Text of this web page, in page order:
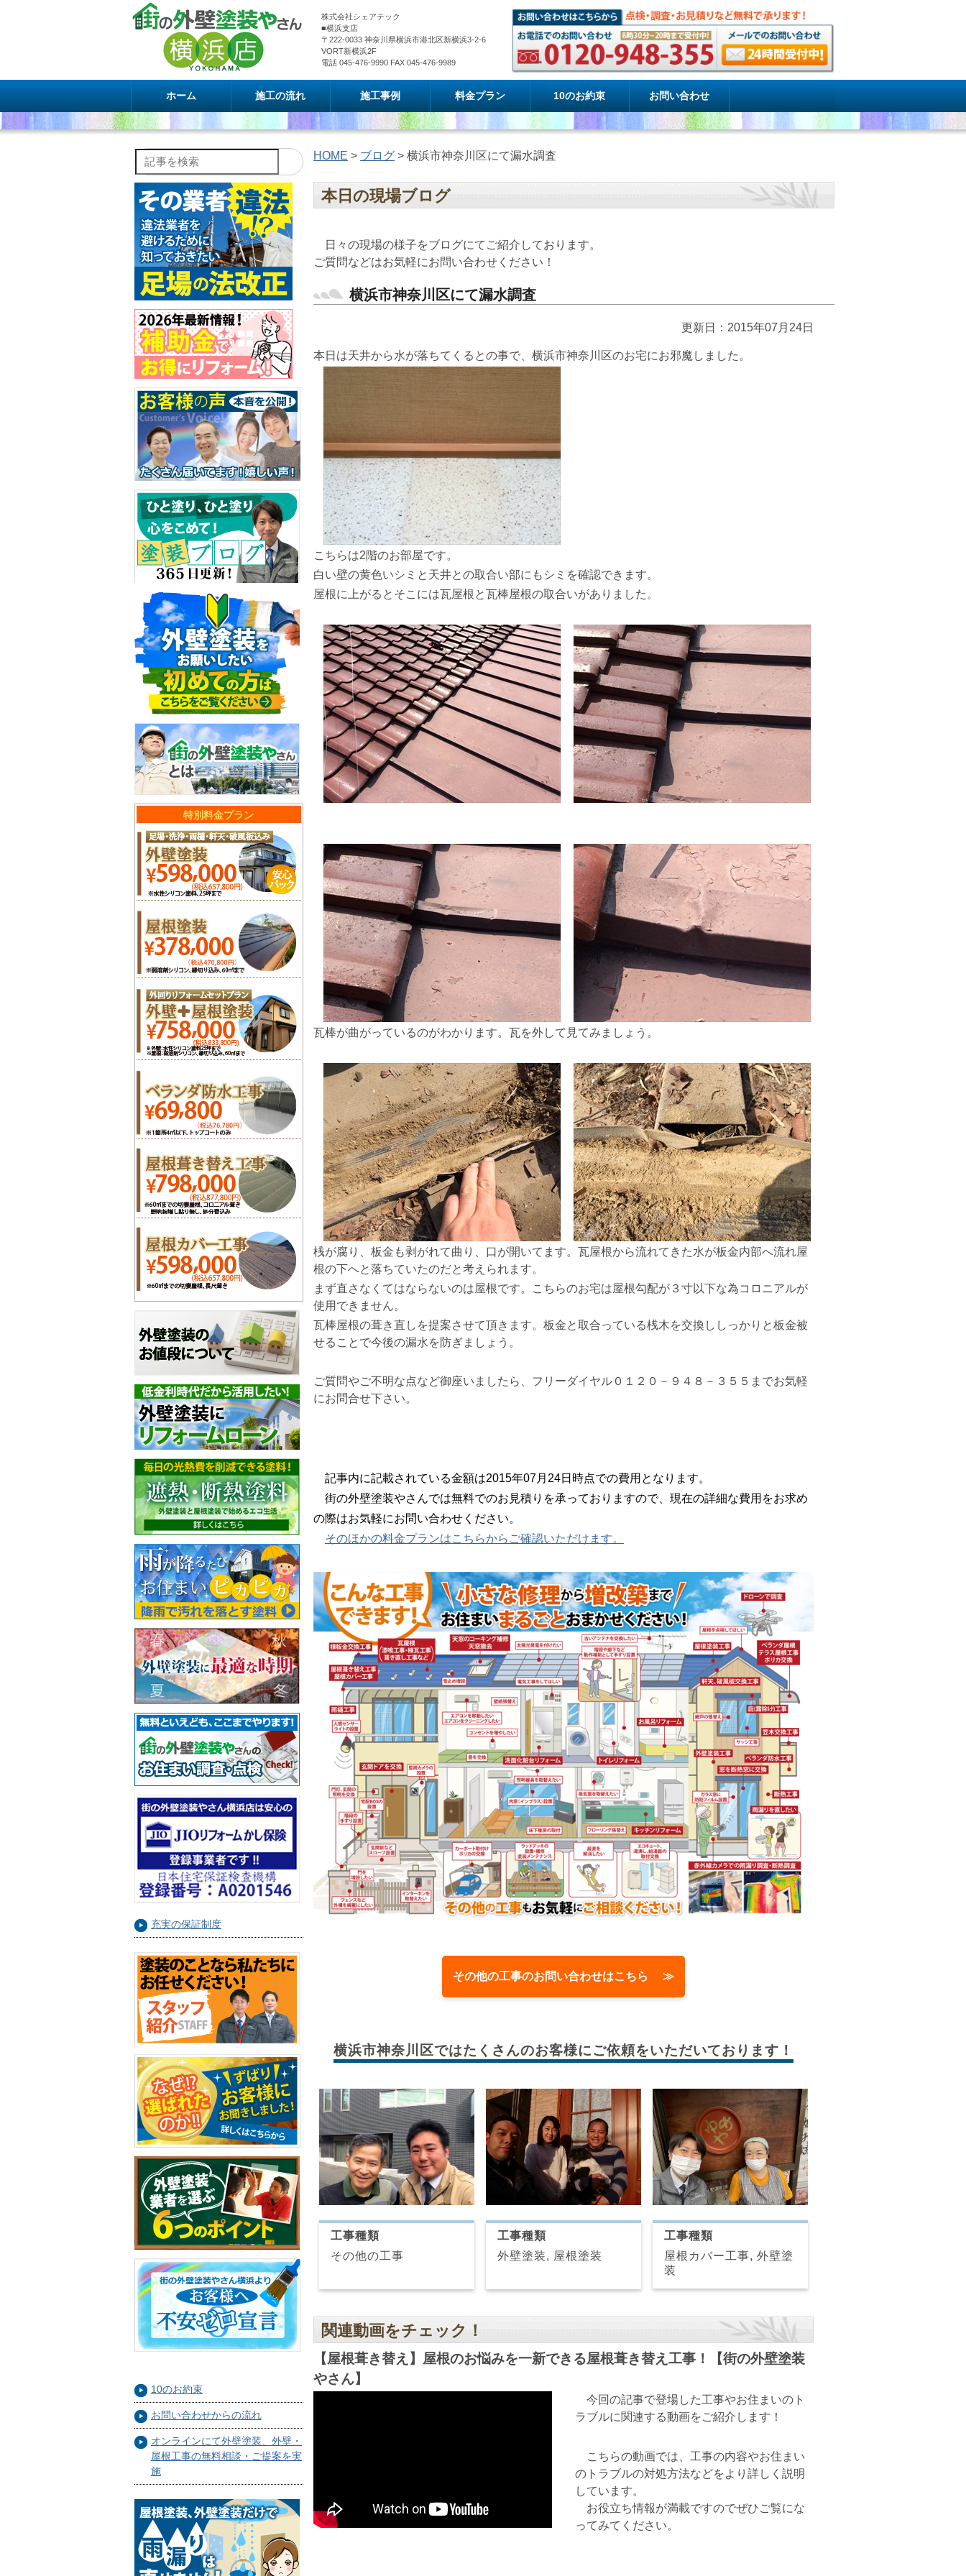
株式会社シェアテック
■横浜支店
〒222-0033 神奈川県横浜市港北区新横浜3-2-6
VORT新横浜2F
電話 045-476-9990 FAX 045-476-9989
ホーム 施工の流れ 施工事例 料金プラン 10のお約束 お問い合わせ
記事を検索
特別料金プラン
充実の保証制度
10のお約束
お問い合わせからの流れ
オンラインにて外壁塗装、外壁・
屋根工事の無料相談・ご提案を実
施
HOME > ブログ> 横浜市神奈川区にて漏水調査
本日の現場ブログ
日々の現場の様子をブログにてご紹介しております。
ご質問などはお気軽にお問い合わせください！
横浜市神奈川区にて漏水調査
更新日：2015年07月24日
本日は天井から水が落ちてくるとの事で、横浜市神奈川区のお宅にお邪魔しました。
こちらは2階のお部屋です。
白い壁の黄色いシミと天井との取合い部にもシミを確認できます。
屋根に上がるとそこには瓦屋根と瓦棒屋根の取合いがありました。
瓦棒が曲がっているのがわかります。瓦を外して見てみましょう。
桟が腐り、板金も剥がれて曲り、口が開いてます。瓦屋根から流れてきた水が板金内部へ流れ屋
根の下へと落ちていたのだと考えられます。
まず直さなくてはならないのは屋根です。こちらのお宅は屋根勾配が３寸以下な為コロニアルが
使用できません。
瓦棒屋根の葺き直しを提案させて頂きます。板金と取合っている桟木を交換ししっかりと板金被
せることで今後の漏水を防ぎましょう。
ご質問やご不明な点など御座いましたら、フリーダイヤル０１２０－９４８－３５５までお気軽
にお問合せ下さい。
記事内に記載されている金額は2015年07月24日時点での費用となります。
街の外壁塗装やさんでは無料でのお見積りを承っておりますので、現在の詳細な費用をお求め
の際はお気軽にお問い合わせください。
そのほかの料金プランはこちらからご確認いただけます。
その他の工事のお問い合わせはこちら ≫
横浜市神奈川区ではたくさんのお客様にご依頼をいただいております！
工事種類
その他の工事
工事種類
外壁塗装, 屋根塗装
工事種類
屋根カバー工事, 外壁塗
装
関連動画をチェック！
【屋根葺き替え】屋根のお悩みを一新できる屋根葺き替え工事！【街の外壁塗装
やさん】
今回の記事で登場した工事やお住まいのト
ラブルに関連する動画をご紹介します！
こちらの動画では、工事の内容やお住まい
のトラブルの対処方法などをより詳しく説明
しています。
お役立ち情報が満載ですのでぜひご覧にな
ってみてください。